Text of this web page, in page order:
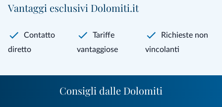
Vantaggi esclusivi Dolomiti.it
Contatto
diretto
Tariffe
vantaggiose
Richieste non
vincolanti
Consigli dalle Dolomiti